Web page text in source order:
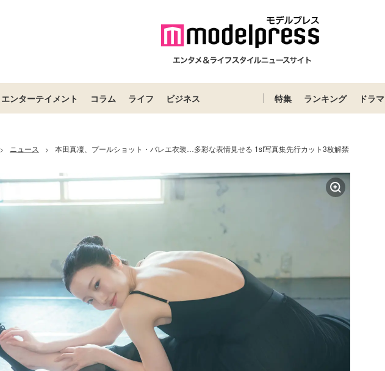
エンターテイメント コラム ライフ ビジネス 特集 ランキング ドラマ
> ニュース > 本田真凜、プールショット・バレエ衣装…多彩な表情見せる 1st写真集先行カット3枚解禁